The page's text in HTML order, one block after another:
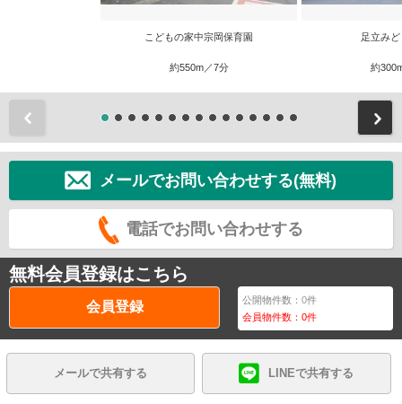
こどもの家中宗岡保育園
約550m／7分
足立み
約
メールでお問い合わせする(無料)
電話でお問い合わせする
無料会員登録はこちら
会員登録 公開物件数：0件
会員物件数：0件
メールで共有する LINEで共有する